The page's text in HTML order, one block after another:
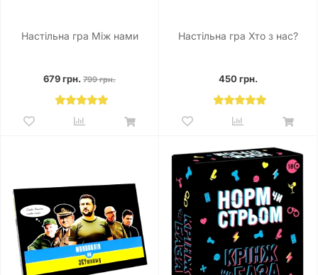
Настільна гра Між нами
679 грн. 799 грн.
Настільна гра Хто з нас?
450 грн.